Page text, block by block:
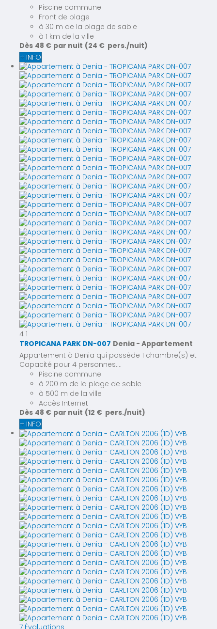
Piscine commune
Front de plage
à 30 m de la plage de sable
à 1 km de la ville
Dès 48 € par nuit (24 € pers./nuit)
+ INFO
4 1
TROPICANA PARK DN-007 Denia - Appartement
Appartement à Denia qui possède 1 chambre(s) et
Capacité pour 4 personnes....
Piscine commune
à 200 m de la plage de sable
à 500 m de la ville
Accès Internet
Dès 48 € par nuit (12 € pers./nuit)
+ INFO